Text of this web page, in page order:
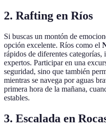
2. Rafting en Ríos
Si buscas un montón de
opción excelente. Ríos como el
rápidos de diferentes categorías,
expertos. Participar en una
seguridad, sino que también
mientras se navega por aguas
primera hora de la mañana,
estables.
3. Escalada en